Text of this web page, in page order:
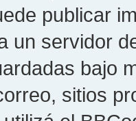
publicar
un servidor
bajo
sitios